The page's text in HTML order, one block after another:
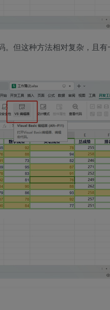
。但这种方法相对复杂，且